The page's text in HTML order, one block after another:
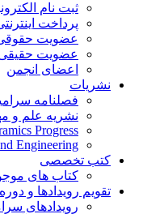
ثبت نام
پرداخت
عضویت حقوقی
عضویت حقیقی
اعضای انجمن
نشریات
فصلنامه
نشریه علم و
Progress
Engineering
کتب تخصصی
کتاب های
تقویم رویدادها و
رویدادهای